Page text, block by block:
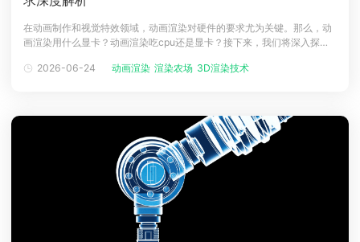
在动画制作和视觉特效领域，动画渲染对硬件的要求尤为关键。那么，动
画渲染用什么显卡？动画渲染吃cpu还是显卡？接下来，我们将深入探讨
渲染对显卡的要求在进行动画渲染时，显卡的性能至关重要。尤其是在处
2026-06-24 动画渲染 渲染农场 3D渲染技术